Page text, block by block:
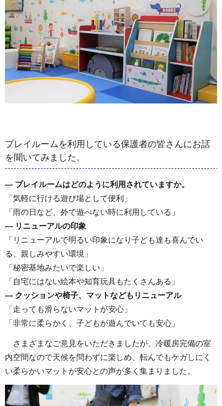
プレイルームを利用している保護者の皆さんにお話
を聞いてみました。
― プレイルームはどのように利用されていますか。
「気軽に行ける遊び場として便利」
「雨の日など、外で遊べない時に利用している」
― リニューアルの印象
「リニューアルで明るい印象になり子ども達も喜んでい
る、親しみやすい環境」
「秘密基地みたいで楽しい」
「自宅にはない絵本や知育玩具もたくさんある」
― クッションや椅子、マットなどもリニューアル
「走っても滑らないマットが安心」
「非常に柔らかく、子どもが遊んでいても安心」
さまざまなご意見をいただきましたが、冷暖房完備の室
内空間なので天候を問わずに楽しめ、転んでもケガしにく
い柔らかいマットが安心との声が多く集まりました。